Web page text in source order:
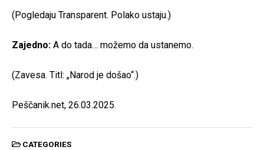
(Pogledaju Transparent. Polako ustaju.)
Zajedno: A do tada… možemo da ustanemo.
(Zavesa. Titl: „Narod je došao“.)
Peščanik.net, 26.03.2025.
CATEGORIES